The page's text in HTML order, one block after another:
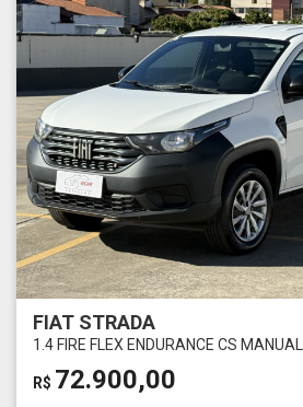
FIAT STRADA
1.4 FIRE FLEX ENDURANCE CS MANUAL
R$ 72.900,00